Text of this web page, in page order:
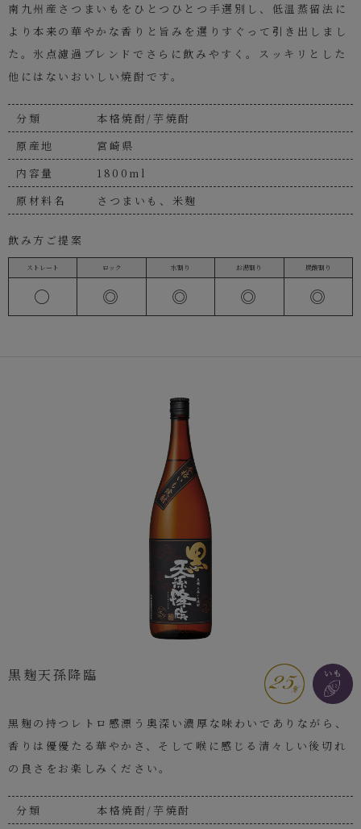
南九州産さつまいもをひとつひとつ手選別し、低温蒸留法に
より本来の華やかな香りと旨みを選りすぐって引き出しまし
た。氷点濾過ブレンドでさらに飲みやすく。スッキリとした
他にはないおいしい焼酎です。
分類
本格焼酎/芋焼酎
原産地
宮崎県
内容量
1800ml
原材料名
さつまいも、米麹
飲み方ご提案
ストレート
〇
ロック
◎
水割り
◎
お湯割り
◎
炭酸割り
◎
黒麹天孫降臨
黒麹の持つレトロ感漂う奥深い濃厚な味わいでありながら、
香りは優優たる華やかさ、そして喉に感じる清々しい後切れ
の良さをお楽しみください。
分類
本格焼酎/芋焼酎